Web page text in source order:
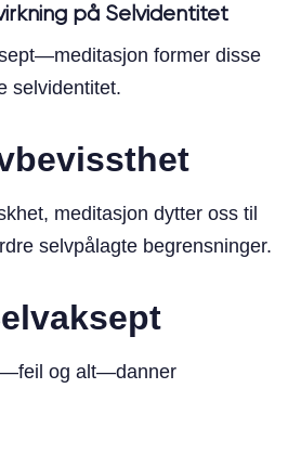
på Selvidentitet
former disse
selvidentitet.
meditasjon dytter oss til
selvpålagte begrensninger.
og alt—danner